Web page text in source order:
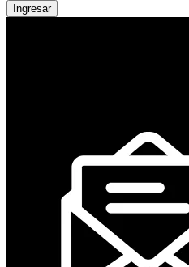
Ingresar